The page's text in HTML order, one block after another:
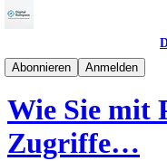
Abonnieren
Anmelden
M365Kompass
Wie Sie mit
Zugriffe…